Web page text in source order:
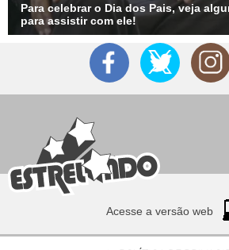
Para celebrar o Dia dos Pais, veja
para assistir com ele!
Acesse a versão web